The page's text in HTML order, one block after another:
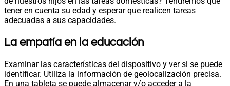
tener en cuenta su edad y esperar que realicen tareas
adecuadas a sus capacidades.
La empatía en la educación
Examinar las características del dispositivo y ver si se puede
identificar. Utiliza la información de geolocalización precisa.
En una tableta se puede almacenar y/o acceder a la